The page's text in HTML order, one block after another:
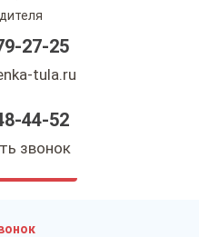
27-25
tula.ru
44-52
звонок
шин